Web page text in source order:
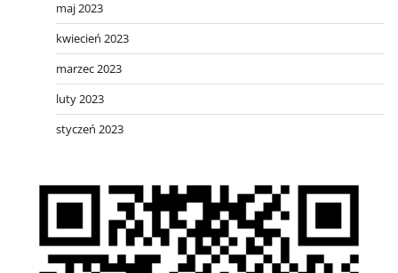
maj 2023
kwiecień 2023
marzec 2023
luty 2023
styczeń 2023